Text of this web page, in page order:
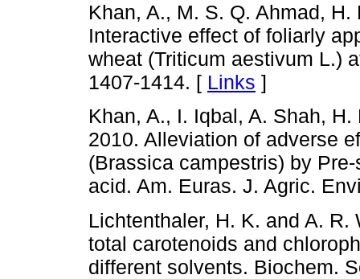
Khan, A., M. S. Q. Ahmad,
Interactive effect of foliarly
wheat (Triticum aestivum L.)
1407-1414. [ Links ]
Khan, A., I. Iqbal, A. Shah,
2010. Alleviation of adverse
(Brassica campestris) by
acid. Am. Euras. J. Agric.
Lichtenthaler, H. K. and A.
total carotenoids and
different solvents. Biochem.